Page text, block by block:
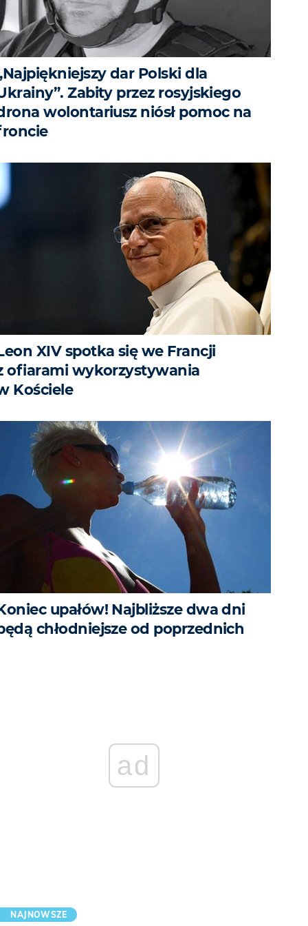
dar Polski dla
Zabity przez rosyjskiego
wolontariusz niósł pomoc na
XIV spotka się we Francji
ofiarami wykorzystywania
Kościele
upałów! Najbliższe dwa dni
chłodniejsze od poprzednich
ad
NAJNOWSZE